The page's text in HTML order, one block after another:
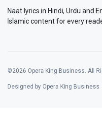
Naat lyrics in Hindi, Urdu and
Islamic content for every
©2026 Opera King Business. All
Designed by Opera King Business